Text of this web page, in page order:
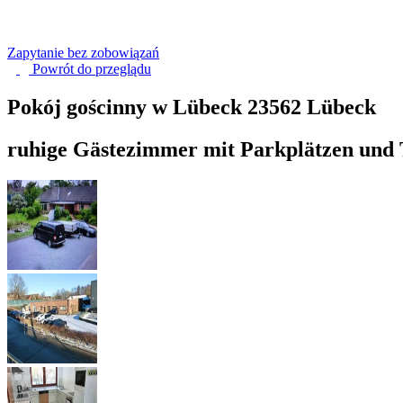
Zapytanie bez zobowiązań
Powrót do przeglądu
Pokój gościnny w Lübeck 23562 Lübeck
ruhige Gästezimmer mit Parkplätzen